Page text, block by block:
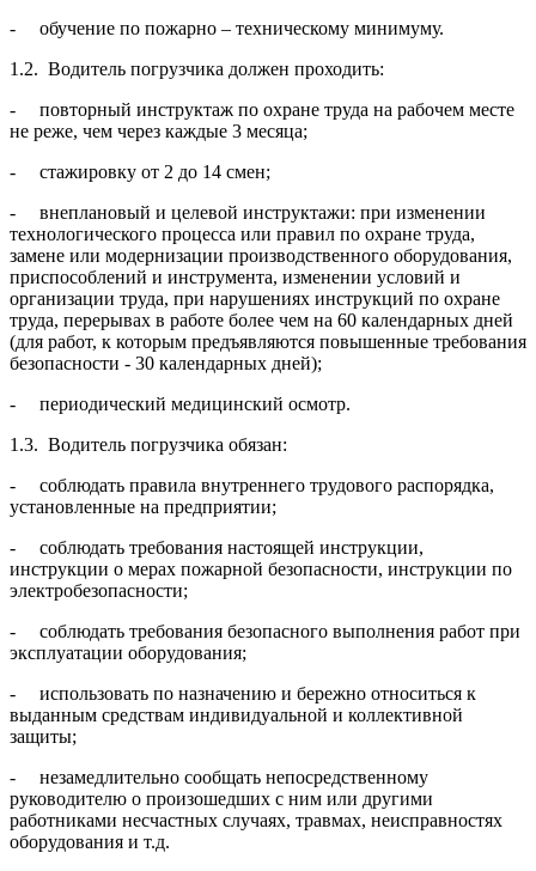
- обучение по пожарно – техническому минимуму.
1.2. Водитель погрузчика должен проходить:
- повторный инструктаж по охране труда на рабочем месте
не реже, чем через каждые 3 месяца;
- стажировку от 2 до 14 смен;
- внеплановый и целевой инструктажи: при изменении
технологического процесса или правил по охране труда,
замене или модернизации производственного оборудования,
приспособлений и инструмента, изменении условий и
организации труда, при нарушениях инструкций по охране
труда, перерывах в работе более чем на 60 календарных дней
(для работ, к которым предъявляются повышенные требования
безопасности - 30 календарных дней);
- периодический медицинский осмотр.
1.3. Водитель погрузчика обязан:
- соблюдать правила внутреннего трудового распорядка,
установленные на предприятии;
- соблюдать требования настоящей инструкции,
инструкции о мерах пожарной безопасности, инструкции по
электробезопасности;
- соблюдать требования безопасного выполнения работ при
эксплуатации оборудования;
- использовать по назначению и бережно относиться к
выданным средствам индивидуальной и коллективной
защиты;
- незамедлительно сообщать непосредственному
руководителю о произошедших с ним или другими
работниками несчастных случаях, травмах, неисправностях
оборудования и т.д.